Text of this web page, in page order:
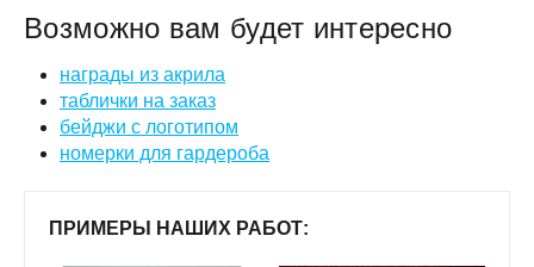
Возможно вам будет интересно
награды из акрила
таблички на заказ
бейджи с логотипом
номерки для гардероба
ПРИМЕРЫ НАШИХ РАБОТ: